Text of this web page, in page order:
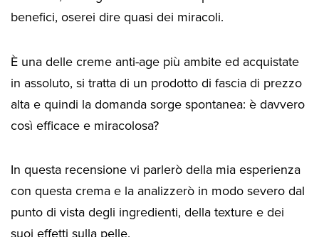
benefici, oserei dire quasi dei miracoli.
È una delle creme anti-age più ambite ed acquistate
in assoluto, si tratta di un prodotto di fascia di prezzo
alta e quindi la domanda sorge spontanea: è davvero
così efficace e miracolosa?
In questa recensione vi parlerò della mia esperienza
con questa crema e la analizzerò in modo severo dal
punto di vista degli ingredienti, della texture e dei